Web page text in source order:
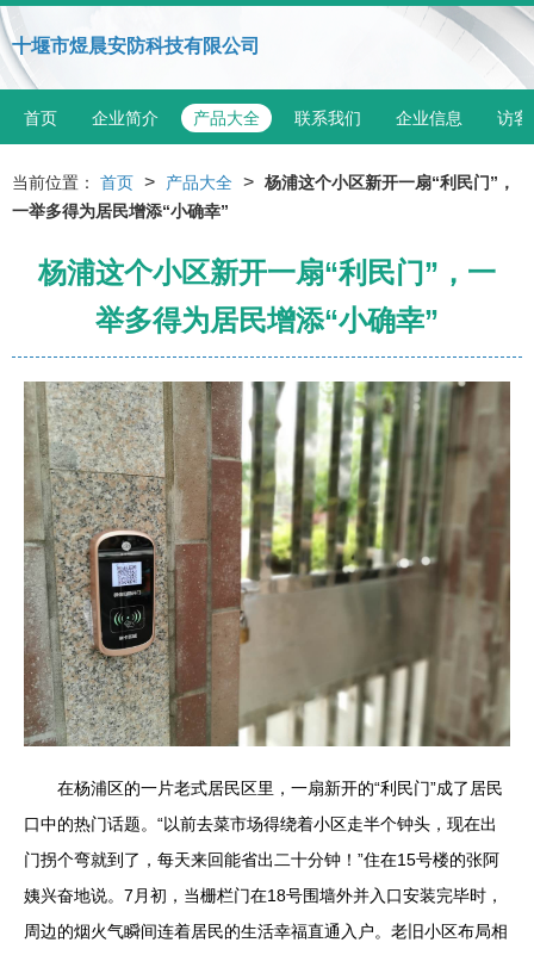
十堰市煜晨安防科技有限公司
首页 企业简介 产品大全 联系我们 企业信息 访客
当前位置： 首页 > 产品大全 > 杨浦这个小区新开一扇“利民门”，
一举多得为居民增添“小确幸”
杨浦这个小区新开一扇“利民门”，一
举多得为居民增添“小确幸”
在杨浦区的一片老式居民区里，一扇新开的“利民门”成了居民
口中的热门话题。“以前去菜市场得绕着小区走半个钟头，现在出
门拐个弯就到了，每天来回能省出二十分钟！”住在15号楼的张阿
姨兴奋地说。7月初，当栅栏门在18号围墙外并入口安装完毕时，
周边的烟火气瞬间连着居民的生活幸福直通入户。老旧小区布局相